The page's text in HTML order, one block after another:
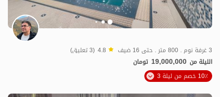
3 غرفة نوم . 800 متر . حتى 16 ضيف 4.8 (3 تعليق)
الليلة من 19,000,000 تومان
10٪ خصم من ليلة 3